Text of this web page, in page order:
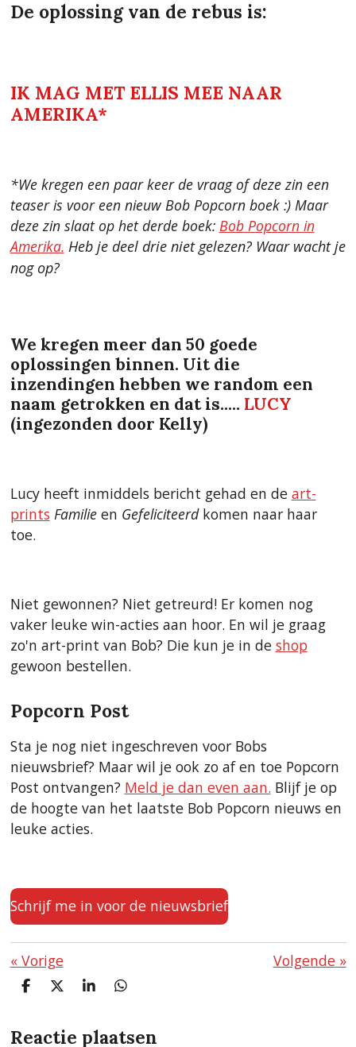
De oplossing van de rebus is:
IK MAG MET ELLIS MEE NAAR
AMERIKA*
*We kregen een paar keer de vraag of deze zin een
teaser is voor een nieuw Bob Popcorn boek :) Maar
deze zin slaat op het derde boek: Bob Popcorn in
Amerika. Heb je deel drie niet gelezen? Waar wacht je
nog op?
We kregen meer dan 50 goede
oplossingen binnen. Uit die
inzendingen hebben we random een
naam getrokken en dat is..... LUCY
(ingezonden door Kelly)
Lucy heeft inmiddels bericht gehad en de art-
prints Familieen Gefeliciteerdkomen naar haar
toe.
Niet gewonnen? Niet getreurd! Er komen nog
vaker leuke win-acties aan hoor. En wil je graag
zo'n art-print van Bob? Die kun je in de shop
gewoon bestellen.
Popcorn Post
Sta je nog niet ingeschreven voor Bobs
nieuwsbrief? Maar wil je ook zo af en toe Popcorn
Post ontvangen? Meld je dan even aan. Blijf je op
de hoogte van het laatste Bob Popcorn nieuws en
leuke acties.
Schrijf me in voor de nieuwsbrief
« Vorige Volgende»
D
e
D
l
S
r
D
e
Reactie plaatsen